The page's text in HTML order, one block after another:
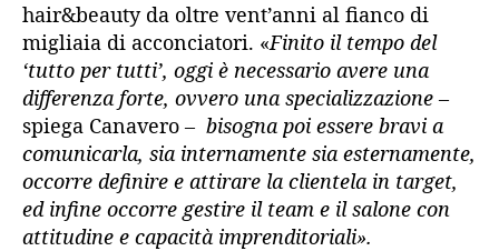
hair&beauty da oltre vent’anni al fianco di
migliaia di acconciatori. «Finito il tempo del
‘tutto per tutti’, oggi è necessario avere una
differenza forte, ovvero una specializzazione –
spiega Canavero– bisogna poi essere bravi a
comunicarla, sia internamente sia esternamente,
occorre definire e attirare la clientela in target,
ed infine occorre gestire il team e il salone con
attitudine e capacità imprenditoriali».